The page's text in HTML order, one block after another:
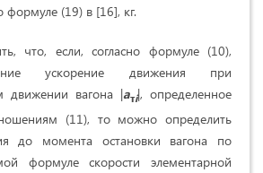
формуле (19) в [16], кг.
что, если, согласно формуле (10),
ускорение движения при
движении вагона |aтi|, определенное
(11), то можно определить
до момента остановки вагона по
формуле скорости элементарной